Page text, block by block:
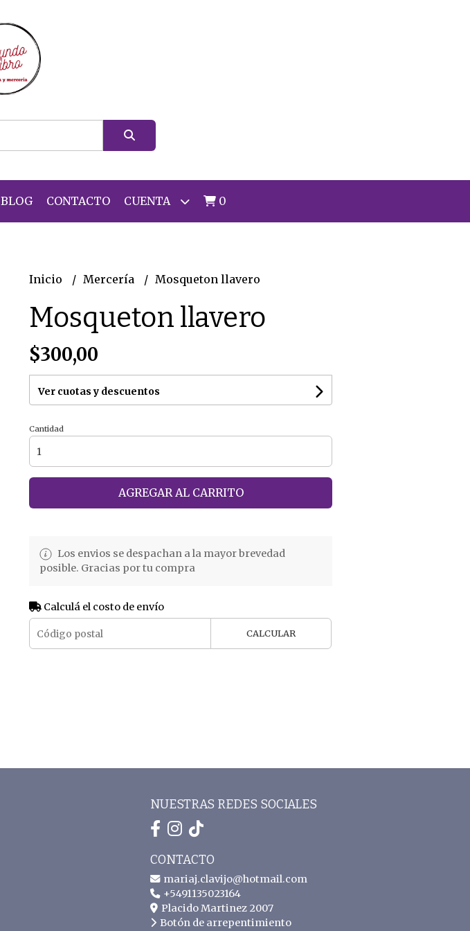
BLOG CONTACTO CUENTA 0
Inicio Mercería Mosqueton llavero
Mosqueton llavero
$300,00
Ver cuotas y descuentos
Cantidad
AGREGAR AL CARRITO
Los envios se despachan a la mayor brevedad
posible. Gracias por tu compra
Calculá el costo de envío
CALCULAR
NUESTRAS REDES SOCIALES
CONTACTO
mariaj.clavijo@hotmail.com
+5491135023164
Placido Martinez 2007
Botón de arrepentimiento